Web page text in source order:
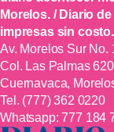
Morelos. / Diario
impresas sin costo.
Av. Morelos Sur No.
Col. Las Palmas
Cuernavaca,
Tel. (777) 362 0220
Whatsapp:777 184